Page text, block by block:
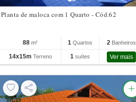
Planta de maloca com 1 Quarto - Cód.62
88 m² 1 Quartos 2 Banheiros
14x15m Terreno 1 suítes Ver mais